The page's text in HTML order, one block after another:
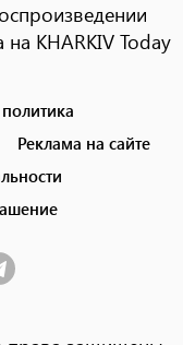
KHARKIV Today
Реклама на сайте